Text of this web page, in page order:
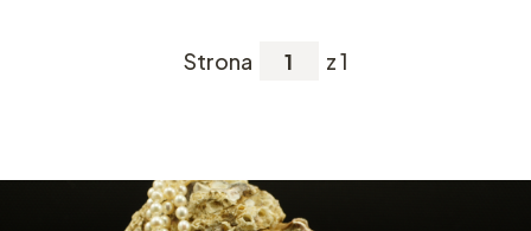
Strona z 1